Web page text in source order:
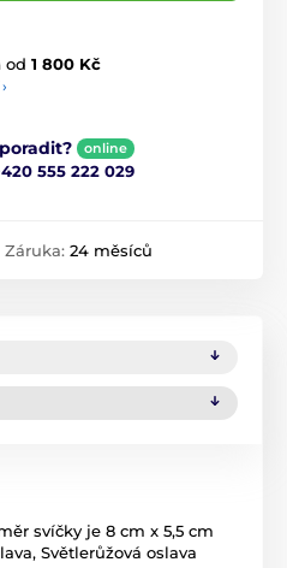
od 1 800 Kč
online
555 222 029
Záruka: 24 měsíců
svíčky je 8 cm x 5,5 cm
Světlerůžová oslava